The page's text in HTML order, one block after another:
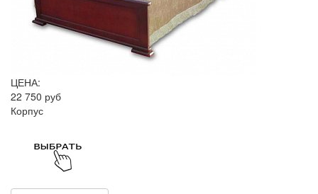
ЦЕНА:
22 750 руб
Корпус